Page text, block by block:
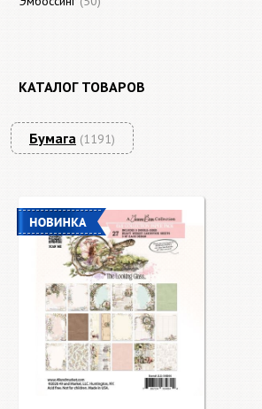
КАТАЛОГ ТОВАРОВ
Бумага (1191)